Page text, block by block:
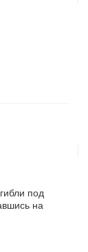
под
на